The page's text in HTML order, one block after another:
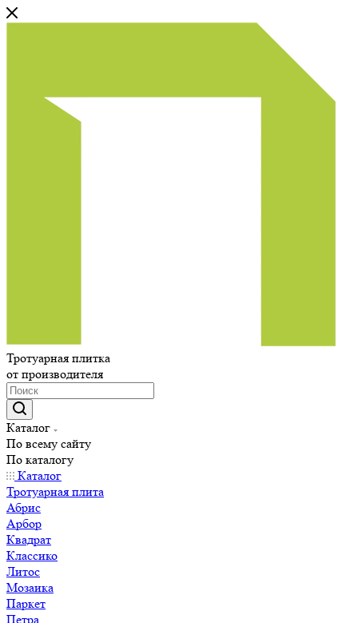
Тротуарная плитка
от производителя
Каталог
По всему сайту
По каталогу
Каталог
Тротуарная плита
Абрис
Арбор
Квадрат
Классико
Литос
Мозаика
Паркет
Петра